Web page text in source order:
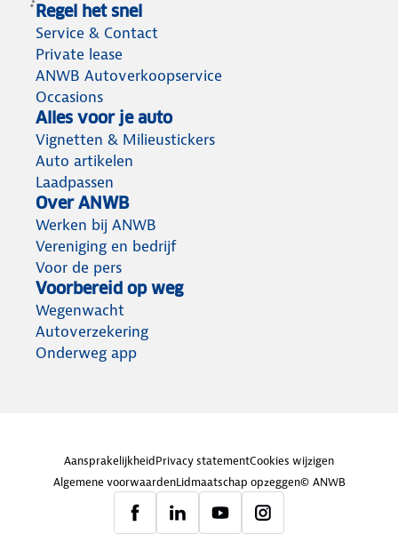
Regel het snel
Service & Contact
Private lease
ANWB Autoverkoopservice
Occasions
Alles voor je auto
Vignetten & Milieustickers
Auto artikelen
Laadpassen
Over ANWB
Werken bij ANWB
Vereniging en bedrijf
Voor de pers
Voorbereid op weg
Wegenwacht
Autoverzekering
Onderweg app
AansprakelijkheidPrivacy statementCookies wijzigen
Algemene voorwaardenLidmaatschap opzeggen© ANWB